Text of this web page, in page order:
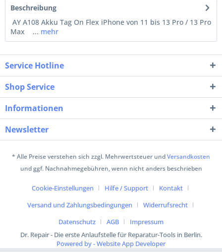
Beschreibung
AY A108 Akku Tag On Flex iPhone von 11 bis 13 Pro / 13 Pro
Max ... mehr
Service Hotline
Shop Service
Informationen
Newsletter
* Alle Preise verstehen sich zzgl. Mehrwertsteuer undVersandkosten
und ggf. Nachnahmegebühren, wenn nicht anders beschrieben
Cookie-Einstellungen Hilfe / Support
Kontakt
Versand und Zahlungsbedingungen
Widerrufsrecht
Datenschutz
AGB
Impressum
Dr. Repair - Die erste Anlaufstelle für Reparatur-Tools in Berlin.
Powered by - Website App Developer